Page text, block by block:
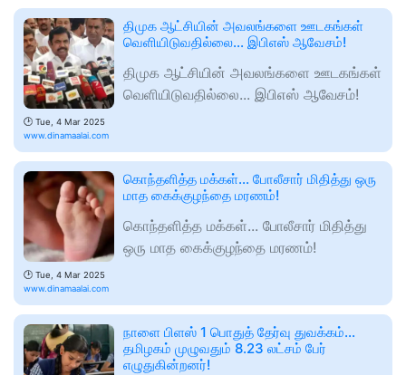
🕑 Tue, 4 Mar 2025
www.dinamaalai.com
திமுக ஆட்சியின் அவலங்களை ஊடகங்கள்
வெளியிடுவதில்லை... இபிஎஸ் ஆவேசம்!
திமுக ஆட்சியின் அவலங்களை ஊடகங்கள்
வெளியிடுவதில்லை... இபிஎஸ் ஆவேசம்!
🕑 Tue, 4 Mar 2025
www.dinamaalai.com
கொந்தளித்த மக்கள்... போலீசார் மிதித்து ஒரு
மாத கைக்குழந்தை மரணம்!
கொந்தளித்த மக்கள்... போலீசார் மிதித்து
ஒரு மாத கைக்குழந்தை மரணம்!
நாளை பிளஸ் 1 பொதுத் தேர்வு துவக்கம்...
தமிழகம் முழுவதும் 8.23 லட்சம் பேர்
எழுதுகின்றனர்!